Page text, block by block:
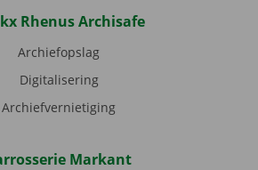
Rhenus Archisafe
Archiefopslag
Digitalisering
Archiefvernietiging
Markant